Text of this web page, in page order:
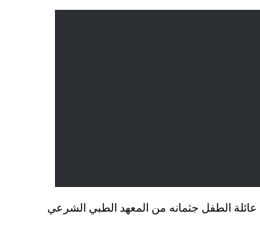
الطفل جثمانه من المعهد الطبي الشرعي